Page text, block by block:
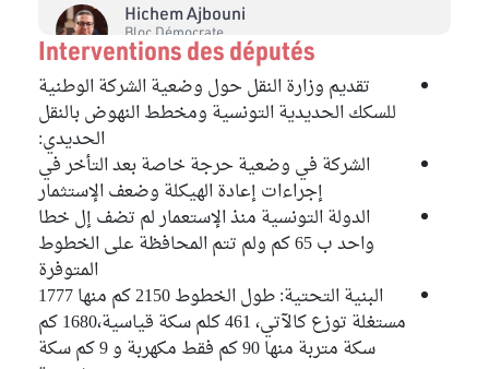
Interventions des députés
تقديم وزارة النقل حول وضعية الشركة الوطنية
للسكك الحديدية التونسية ومخطط النهوض بالنقل
الحديدي:
الشركة في وضعية حرجة خاصة بعد التأخر في
إجراءات إعادة الهيكلة وضعف الإستثمار
الدولة التونسية منذ الإستعمار لم تضف إل خطا
واحد ب 65 كم ولم تتم المحافظة على الخطوط
المتوفرة
البنية التحتية: طول الخطوط 2150 كم منها 1777
مستغلة توزع كالآتي، 461 كلم سكة قياسية،1680 كم
سكة متربة منها 90 كم فقط مكهربة و 9 كم سكة
Hichem Ajbouni
Bloc Démocrate
Amel Ouertatani
Bloc Qalb Tounes
Chokri Belhaj Amara
Bloc Ennahdha
Mohamed Affas
Bloc Coalition Al Karama
Sayed Ferjani
Bloc Ennahdha
Fathi Belgacem